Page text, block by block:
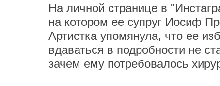
На личной странице в
на котором ее супруг Иосиф
Артистка упомянула, что ее
вдаваться в подробности не
зачем ему потребовалось